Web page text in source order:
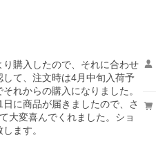
購入したので、それに合わせ
て、注文時は4月中旬入荷予
れからの購入になりました。
に商品が届きましたので、さ
大変喜んでくれました。ショ
ます。